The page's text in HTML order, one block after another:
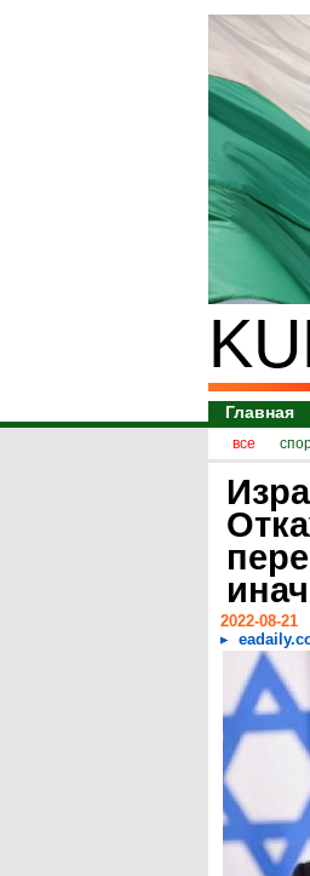
Главная
все
2022-08-21